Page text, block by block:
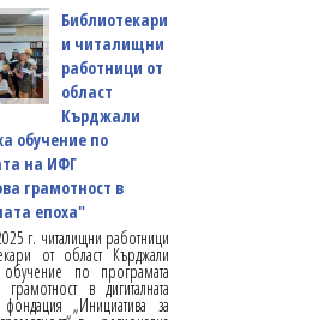
Библиотекари
и читалищни
работници от
област
Кърджали
обучение по
на ИФГ
грамотност в
епоха"
г. читалищни работници
от област Кърджали
по програмата
в дигиталната
„Инициатива за